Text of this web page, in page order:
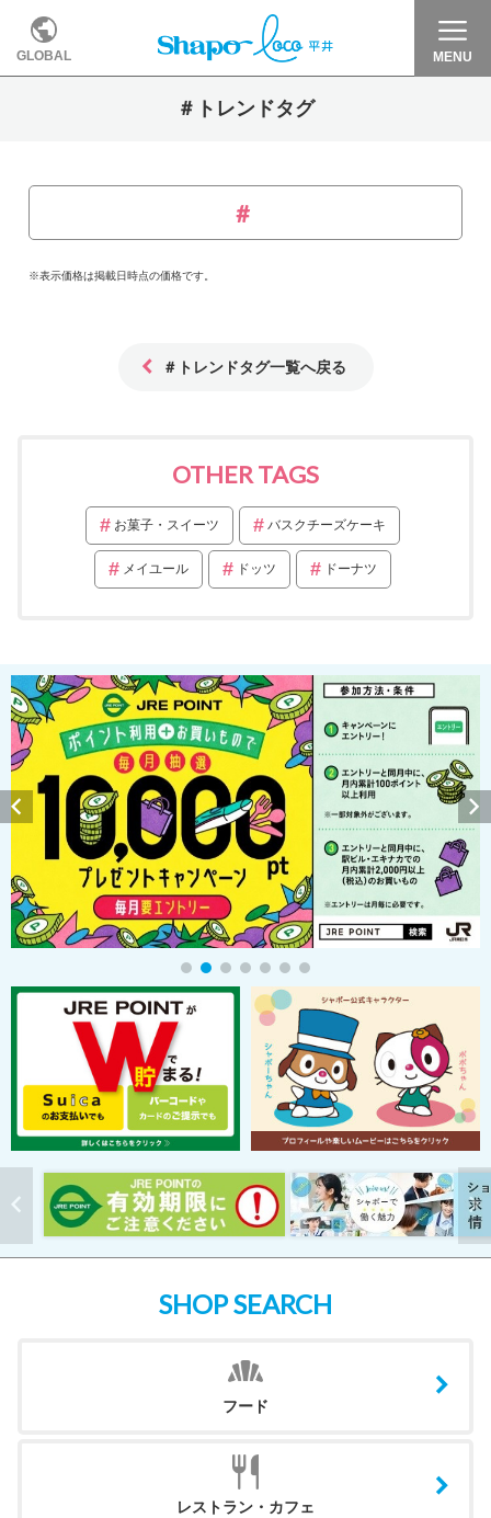
GLOBAL MENU
＃トレンドタグ
※表示価格は掲載日時点の価格です。
＃トレンドタグ一覧へ戻る
OTHER TAGS
お菓子・スイーツ バスクチーズケーキ
メイユール ドッツ ドーナツ
SHOP SEARCH
フード
レストラン・カフェ